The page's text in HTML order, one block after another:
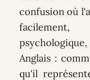
confusion où
Anglais :
qu'il